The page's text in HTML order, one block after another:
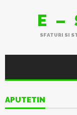
E –
SFATURI SI
APUTETIN